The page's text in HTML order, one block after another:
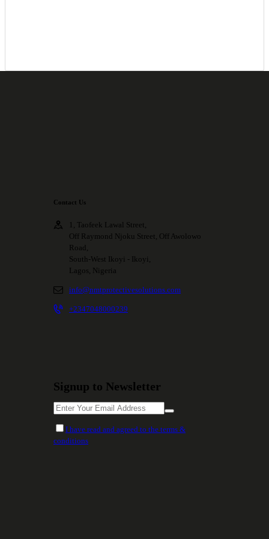
Contact Us
1, Taofeek Lawal Street,
Off Raymond Njoku Street, Off Awolowo
Road,
South-West Ikoyi - Ikoyi,
Lagos, Nigeria
info@nmtprotectivesolutions.com
+2347048000239
Signup to Newsletter
I have read and agreed to the terms &
conditions